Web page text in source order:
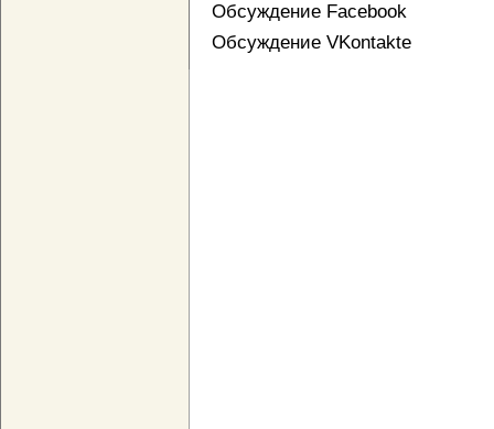
Обсуждение Facebook
Обсуждение VKontakte